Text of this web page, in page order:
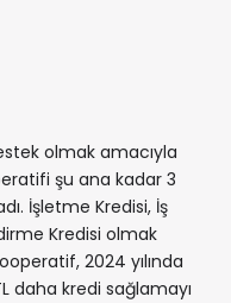
olmak amacıyla
şu ana kadar 3
İşletme Kredisi, İş
Kredisi olmak
2024 yılında
daha kredi sağlamayı